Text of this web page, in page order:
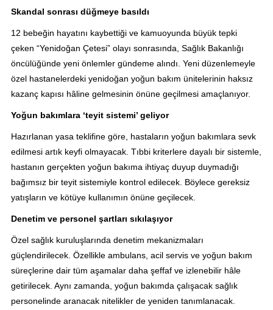
Skandal sonrası düğmeye basıldı
12 bebeğin hayatını kaybettiği ve kamuoyunda büyük tepki
çeken “Yenidoğan Çetesi” olayı sonrasında, Sağlık Bakanlığı
öncülüğünde yeni önlemler gündeme alındı. Yeni düzenlemeyle
özel hastanelerdeki yenidoğan yoğun bakım ünitelerinin haksız
kazanç kapısı hâline gelmesinin önüne geçilmesi amaçlanıyor.
Yoğun bakımlara ‘teyit sistemi’ geliyor
Hazırlanan yasa teklifine göre, hastaların yoğun bakımlara sevk
edilmesi artık keyfi olmayacak. Tıbbi kriterlere dayalı bir sistemle,
hastanın gerçekten yoğun bakıma ihtiyaç duyup duymadığı
bağımsız bir teyit sistemiyle kontrol edilecek. Böylece gereksiz
yatışların ve kötüye kullanımın önüne geçilecek.
Denetim ve personel şartları sıkılaşıyor
Özel sağlık kuruluşlarında denetim mekanizmaları
güçlendirilecek. Özellikle ambulans, acil servis ve yoğun bakım
süreçlerine dair tüm aşamalar daha şeffaf ve izlenebilir hâle
getirilecek. Aynı zamanda, yoğun bakımda çalışacak sağlık
personelinde aranacak nitelikler de yeniden tanımlanacak.